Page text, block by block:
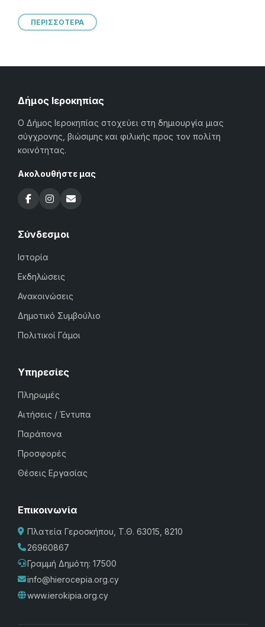
ΠΕΡΙΣΣΟΤΕΡΑ
Δήμος Ιεροκηπίας
Ο Δήμος Ιεροκηπίας στοχεύει στη δημιουργία μιας
σύγχρονης, βιώσιμης και φιλικής προς τον πολίτη
κοινότητας.
Ακολουθήστε μας
Σύνδεσμοι
Ιστορία
Εκδηλώσεις
Ανακοινώσεις
Δημοτικό Συμβούλιο
Πολιτικοί Γάμοι
Υπηρεσίες
Πληρωμές
Αιτήσεις / Έντυπα
Παράπονα
Προσφορές
Θέσεις Εργασίας
Επικοινωνία
Πλατεία Γεροσκήπου, Τ.Θ. 63015, 8210
26960867
Γραμμή Δημότη: 17500
info@hierocepia.org.cy
www.ierokipia.org.cy